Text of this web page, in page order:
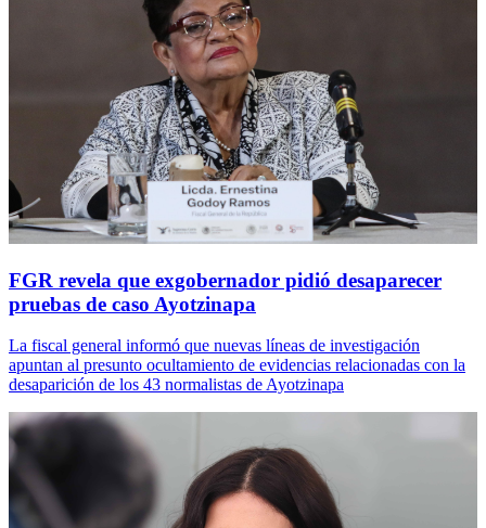
FGR revela que exgobernador pidió desaparecer
pruebas de caso Ayotzinapa
La fiscal general informó que nuevas líneas de investigación
apuntan al presunto ocultamiento de evidencias relacionadas con la
desaparición de los 43 normalistas de Ayotzinapa